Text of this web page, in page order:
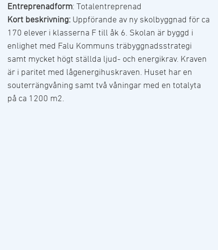
Entreprenadform: Totalentreprenad
Kort beskrivning: Uppförande av ny skolbyggnad för ca
170 elever i klasserna F till åk 6. Skolan är byggd i
enlighet med Falu Kommuns träbyggnadsstrategi
samt mycket högt ställda ljud- och energikrav. Kraven
är i paritet med lågenergihuskraven. Huset har en
souterrängvåning samt två våningar med en totalyta
på ca 1200 m2.